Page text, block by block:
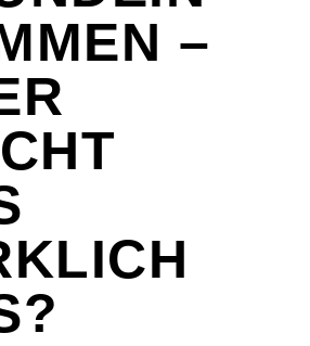
–